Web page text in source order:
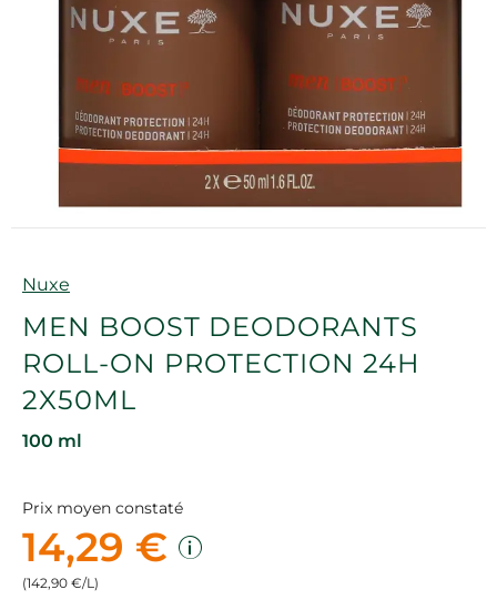
Marque
Nuxe
MEN BOOST DEODORANTS
ROLL-ON PROTECTION 24H
2X50ML
100 ml
Prix moyen constaté
14,29 €
(142,90 €/L)